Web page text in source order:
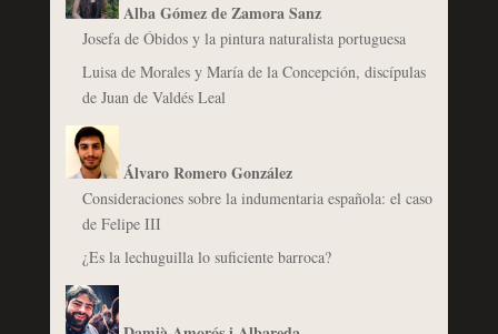
Alba Gómez de Zamora Sanz
Josefa de Óbidos y la pintura naturalista portuguesa
Luisa de Morales y María de la Concepción, discípulas
de Juan de Valdés Leal
Álvaro Romero González
Consideraciones sobre la indumentaria española: el caso
de Felipe III
¿Es la lechuguilla lo suficiente barroca?